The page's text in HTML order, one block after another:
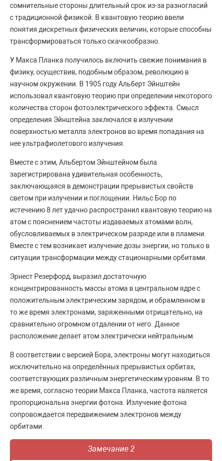
сомнительные стороны длительный срок из-за разногласий
с традиционной физикой. В квантовую теорию ввели
понятия дискретных физических величин, которые способны
трансформироваться только скачкообразно.
У Макса Планка получилось включить свежие понимания в
физику, осуществив, подобным образом, революцию в
научном окружении. В 1905 году Альберт Эйнштейн
использовал квантовую теорию при определении некоторого
количества сторон фотоэлектрического эффекта. Смысл
определения Эйнштейна заключался в излучении
поверхностью металла электронов во время попадания на
нее ультрафиолетового излучения.
Вместе с этим, Альбертом Эйнштейном была
зарегистрирована удивительная особенность,
заключающаяся в демонстрации прерывистых свойств
светом при излучении и поглощении. Нильс Бор по
истечению 8 лет удачно распространил квантовую теорию на
атом с пояснением частоты издаваемых атомами волн,
обусловливаемых в электрическом разряде или в пламени.
Вместе с тем возникает излучение дозы энергии, но только в
ситуации трансформации между стационарными орбитами.
Эрнест Резерфорд, выразил достаточную
концентрированность массы атома в центральном ядре с
положительным электрическим зарядом, и обрамленном в
то же время электронами, заряженными отрицательно, на
сравнительно огромном отдалении от него. Данное
расположение делает атом электрически нейтральным.
В соответствии с версией Бора, электроны могут находиться
исключительно на определённых прерывистых орбитах,
соответствующих различным энергетическим уровням. В то
же время, согласно теории Макса Планка, частота является
пропорциональна энергии фотона. Излучение фотона
сопровождается передвижением электронов между
орбитами.
Замечание 2